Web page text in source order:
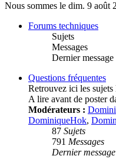
Nous sommes le dim. 9 août
Forums techniques
Sujets
Messages
Dernier message
Questions fréquentes
Retrouvez ici les sujets
A lire avant de poster
Modérateurs :
DominiqueHok,
87 Sujets
791 Messages
Dernier message